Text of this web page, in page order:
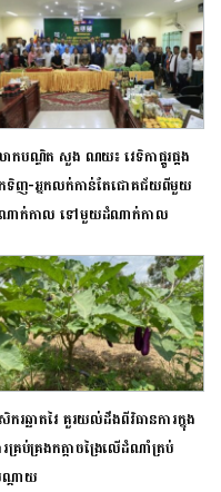
កបណ្ឌិត សួង ណយ៖ វេទិកាផ្គូរផ្គង
កទិញ-អ្នកលក់កាន់តែជោគជ័យពីមួយ
ាក់កាល ទៅមួយ​ដំណាក់កាល
រឆ្លាតវៃ គួរយល់ដឹងពីវិធានការក្នុង
គ្រប់គ្រងកត្តាចង្រៃលើដំណាំត្រប់
ដាយ